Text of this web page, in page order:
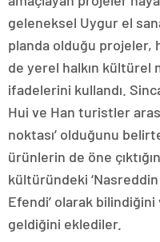
geleneksel Uygur el
planda olduğu projeler,
de yerel halkın kültürel
ifadelerini kullandı.
Hui ve Han turistler
noktası’ olduğunu
ürünlerin de öne
kültüründeki ‘Nasreddin
Efendi’ olarak
geldiğini eklediler.